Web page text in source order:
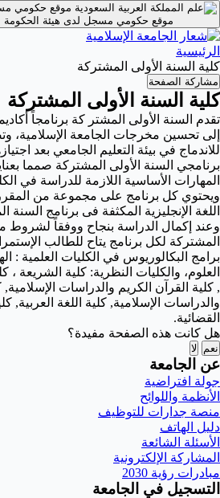
موقع حكومي
موقع حكومي مسجل لدى هيئة الحكومة
الرئيسية
كلية السنة الأولى المشتركة
مشاركة الصفحة
كلية السنة الأولى المشتركة
تقدم السنة الأولى المشتر كة برنامجاً
إلى تحسين مخرجات الجامعة الإسلامية،
للاندماج في بيئة التعليم الجامعي بعد
برنامجي السنة الأولى المشتركة صمما
المهارات الأساسية اللازمة للدراسة في
ويحتوي كل برنامج على مجموعة من
اللغة الإنجليزية المكثفة فى برنامج السنة
وعند إكمال الدراسة بنجاح ووفقاً لشروط
المشتركة لكل برنامج يتاح للطالب
برامج البكالوريوس في الكليات العلمية :
العلوم، والكليات النظرية: كلية الشريعة ،
, كلية القرآن الكريم والدراسات
والدراسات الإسلامية, كلية اللغة العربية,
القضائية.
هل كانت هذه الصفحة مفيدة؟
نعم لا
عن الجامعة
جولة افتراضية
الأنظمة واللوائح
منصة جدارات للتوظيف
دليل الهاتف
الأسئلة الشائعة
المشاركة الإلكترونية
مبادرات رؤية 2030
التسجيل في الجامعة